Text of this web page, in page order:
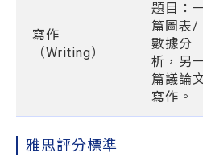
寫作
（Writing）
題目：
篇圖表/
數據分
析，另
篇議論
寫作。
雅思評分標準